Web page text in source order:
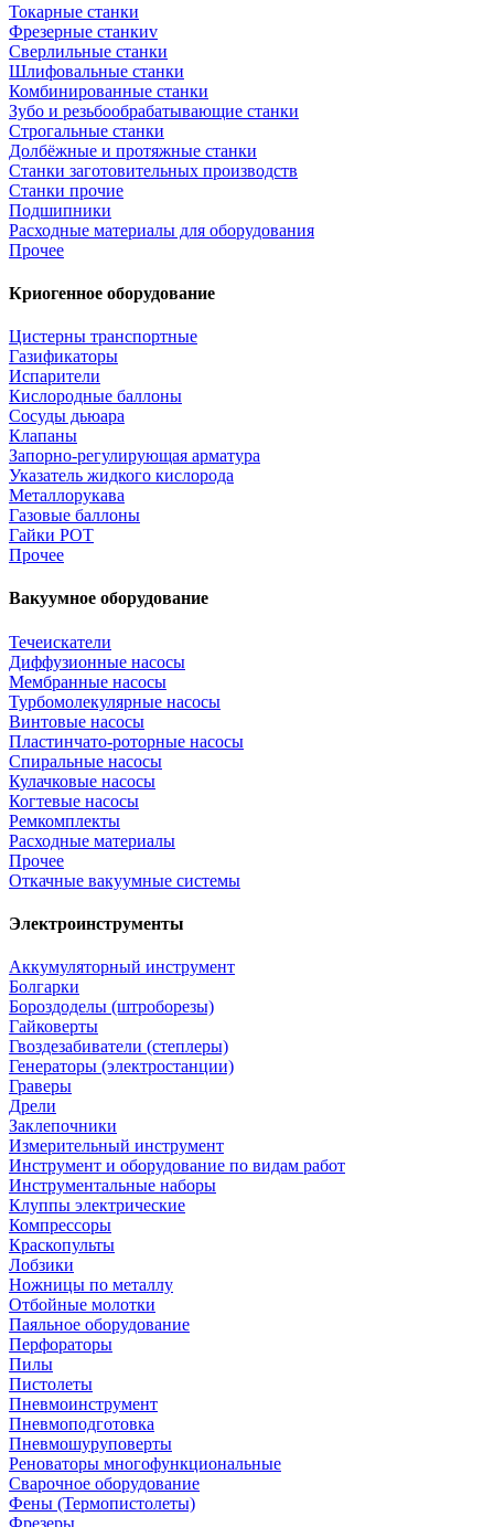
Токарные станки
Фрезерные станкиv
Сверлильные станки
Шлифовальные станки
Комбинированные станки
Зубо и резьбообрабатывающие станки
Строгальные станки
Долбёжные и протяжные станки
Станки заготовительных производств
Станки прочие
Подшипники
Расходные материалы для оборудования
Прочее
Криогенное оборудование
Цистерны транспортные
Газификаторы
Испарители
Кислородные баллоны
Сосуды дьюара
Клапаны
Запорно-регулирующая арматура
Указатель жидкого кислорода
Металлорукава
Газовые баллоны
Гайки РОТ
Прочее
Вакуумное оборудование
Течеискатели
Диффузионные насосы
Мембранные насосы
Турбомолекулярные насосы
Винтовые насосы
Пластинчато-роторные насосы
Спиральные насосы
Кулачковые насосы
Когтевые насосы
Ремкомплекты
Расходные материалы
Прочее
Откачные вакуумные системы
Электроинструменты
Аккумуляторный инструмент
Болгарки
Бороздоделы (штроборезы)
Гайковерты
Гвоздезабиватели (степлеры)
Генераторы (электростанции)
Граверы
Дрели
Заклепочники
Измерительный инструмент
Инструмент и оборудование по видам работ
Инструментальные наборы
Клуппы электрические
Компрессоры
Краскопульты
Лобзики
Ножницы по металлу
Отбойные молотки
Паяльное оборудование
Перфораторы
Пилы
Пистолеты
Пневмоинструмент
Пневмоподготовка
Пневмошуруповерты
Реноваторы многофункциональные
Сварочное оборудование
Фены (Термопистолеты)